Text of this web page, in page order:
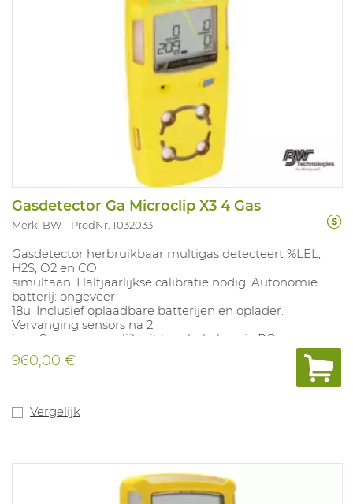
Gasdetector Ga Microclip X3 4 Gas
Merk: BW ProdNr. 1032033
Gasdetector herbruikbaar multigas detecteert %LEL,
H2S, O2 en CO
simultaan. Halfjaarlijkse calibratie nodig. Autonomie
batterij: ongeveer
18u. Inclusief oplaadbare batterijen en oplader.
Vervanging sensors na 2
jaar. Sensors mogelijk uit te schakelen via PC.
Concentratie steeds
zichtbaar op de LCD-display. Registratie STEL/TWA
met LEL sensor
Alarmwaarden: O2 19,5%-
23,5%, CO 25-200PPM LEL KAT F 10%-20%, H2S 5-10PPM,
TWA 4 PPM, STEL 1,6 PPM.
960,00 €
Vergelijk